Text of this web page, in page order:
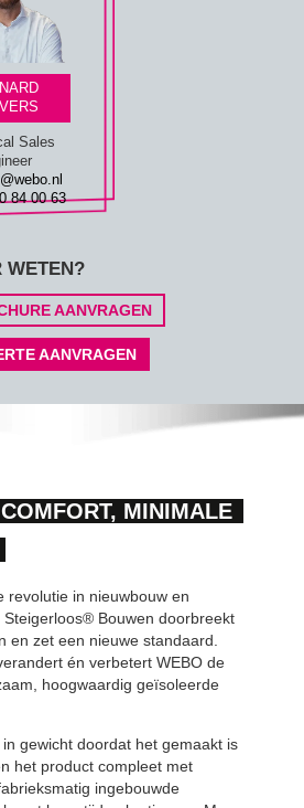
Sales
84 00 63
WETEN?
AANVRAGEN
AANVRAGEN
MINIMALE
revolutie in nieuwbouw en
Bouwen doorbreekt
en zet een nieuwe standaard.
én verbetert WEBO de
hoogwaardig geïsoleerde
gewicht doordat het gemaakt is
het product compleet met
ingebouwde